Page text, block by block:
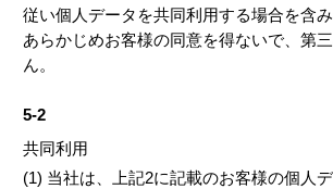
従い個人データを共同利用する場合を含み
あらかじめお客様の同意を得ないで、第
ん。
5-2
共同利用
(1) 当社は、上記2に記載のお客様の個人